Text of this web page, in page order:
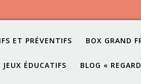
ET PRÉVENTIFS BOX GRAND
ÉDUCATIFS BLOG «